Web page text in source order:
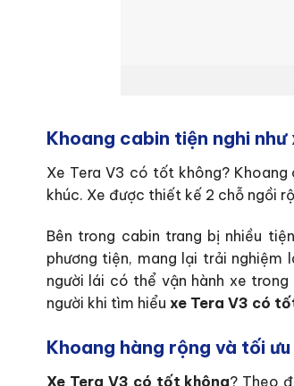
Khoang cabin tiện nghi như
Xe Tera V3 có tốt không?
khúc. Xe được thiết kế 2 chỗ ngồi
Bên trong cabin trang bị nhiều
phương tiện, mang lại trải nghiệm
người lái có thể vận hành xe
người khi tìm hiểu xe Tera V3 có
Khoang hàng rộng và tối
Xe Tera V3 có tốt không? Theo